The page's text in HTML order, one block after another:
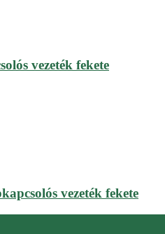
vezeték fekete
vezeték fekete